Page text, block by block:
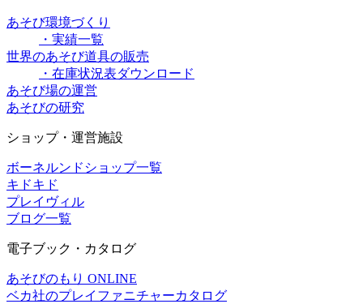
あそび環境づくり
・実績一覧
世界のあそび道具の販売
・在庫状況表ダウンロード
あそび場の運営
あそびの研究
ショップ・運営施設
ボーネルンドショップ一覧
キドキド
プレイヴィル
ブログ一覧
電子ブック・カタログ
あそびのもり ONLINE
ベカ社のプレイファニチャーカタログ